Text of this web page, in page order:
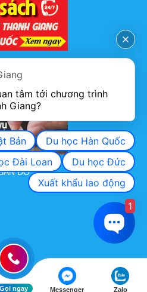
LƯỢNG DỊCH VỤ
ĐỒ
Gọi ngay Messenger Zalo
tâm tới chương trình
Giang?
Bản
Du học Hàn Quốc
Đài Loan
Du học Đức
Xuất khẩu lao động
1